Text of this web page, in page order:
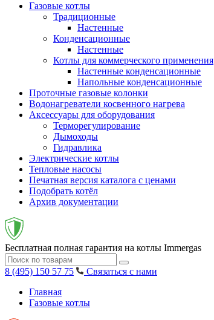
Газовые котлы
Традиционные
Настенные
Конденсационные
Настенные
Котлы для коммерческого применения
Настенные конденсационные
Напольные конденсационные
Проточные газовые колонки
Водонагреватели косвенного нагрева
Аксессуары для оборудования
Терморегулирование
Дымоходы
Гидравлика
Электрические котлы
Тепловые насосы
Печатная версия каталога с ценами
Подобрать котёл
Архив документации
Бесплатная полная гарантия на котлы Immergas
8 (495) 150 57 75
Связаться с нами
Главная
Газовые котлы